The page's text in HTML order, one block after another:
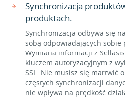
Synchronizacja
produktach.
Synchronizacja odbywa się
sobą odpowiadających sobie
Wymiana informacji z
kluczem autoryzacyjnym z
SSL. Nie musisz się martwić
częstych synchronizacji
nie wpływa na prędkość